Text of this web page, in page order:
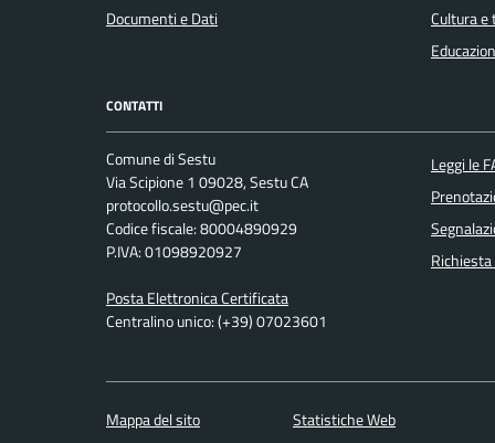
Documenti e Dati
Cultura e
CONTATTI
Comune di Sestu
Via Scipione 1 09028, Sestu CA
protocollo.sestu@pec.it
Codice fiscale: 80004890929
P.IVA: 01098920927
Posta Elettronica Certificata
Centralino unico: (+39) 07023601
Leggi le
Mappa del sito Statistiche Web